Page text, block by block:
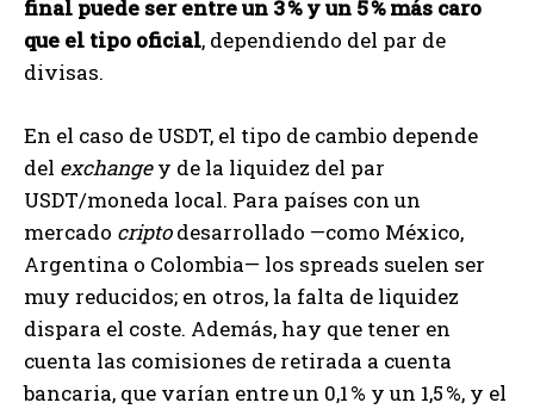
final puede ser entre un 3 % y un 5 % más caro
que el tipo oficial, dependiendo del par de
divisas.
En el caso de USDT, el tipo de cambio depende
del exchangey de la liquidez del par
USDT/moneda local. Para países con un
mercado criptodesarrollado —como México,
Argentina o Colombia— los spreads suelen ser
muy reducidos; en otros, la falta de liquidez
dispara el coste. Además, hay que tener en
cuenta las comisiones de retirada a cuenta
bancaria, que varían entre un 0,1 % y un 1,5 %, y el